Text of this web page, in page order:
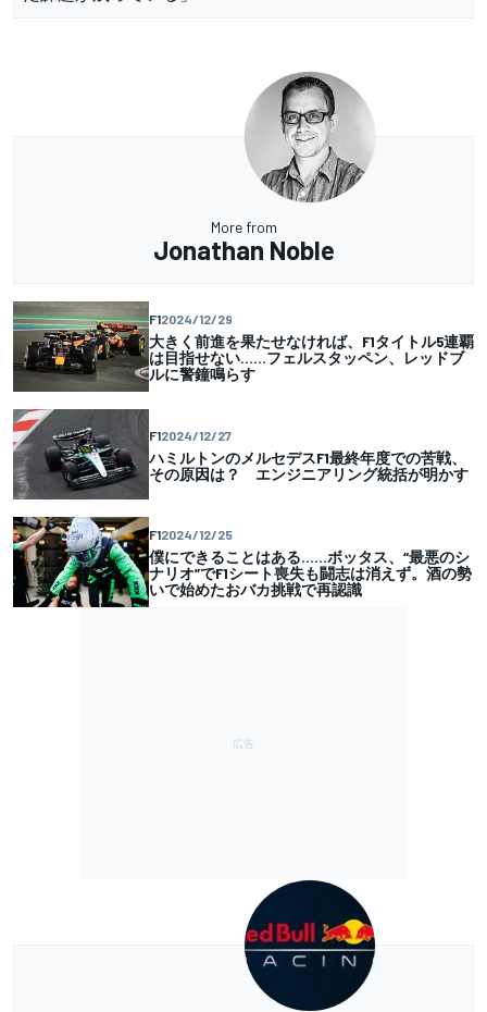
More from
Jonathan Noble
F12024/12/29
大きく前進を果たせなければ、F1タイトル5連覇
は目指せない……フェルスタッペン、レッドブ
ルに警鐘鳴らす
F12024/12/27
ハミルトンのメルセデスF1最終年度での苦戦、
その原因は？ エンジニアリング統括が明かす
F12024/12/25
僕にできることはある……ボッタス、“最悪のシ
ナリオ”でF1シート喪失も闘志は消えず。酒の勢
いで始めたおバカ挑戦で再認識